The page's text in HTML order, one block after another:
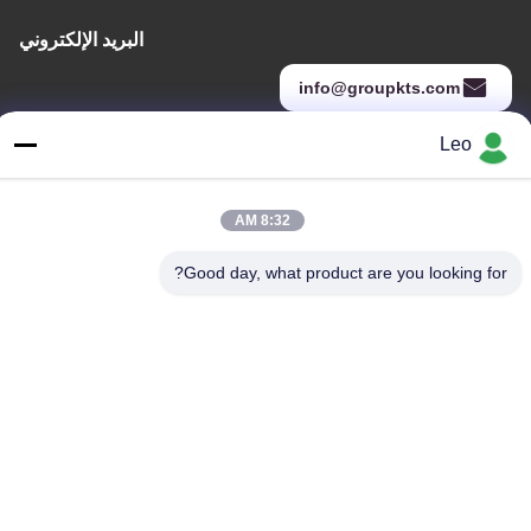
البريد الإلكتروني
info@groupkts.com
عنواننا
، تشنغدو ، سيتشوان ، الصين
Leo
8:32 AM
Good day, what product are you looking for?